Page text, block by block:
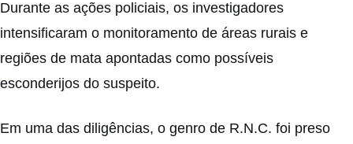
Durante as ações policiais, os investigadores
intensificaram o monitoramento de áreas rurais e
regiões de mata apontadas como possíveis
esconderijos do suspeito.
Em uma das diligências, o genro de R.N.C. foi preso